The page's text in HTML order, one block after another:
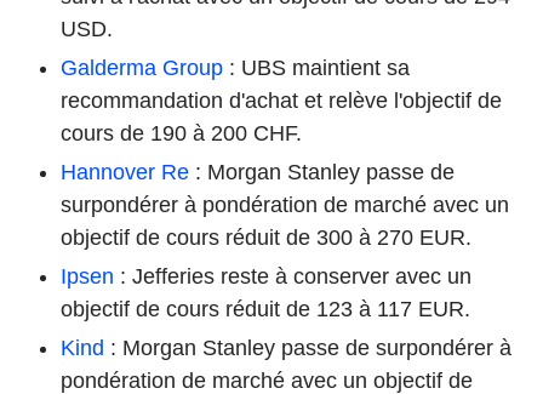
USD.
Galderma Group : UBS maintient sa
recommandation d'achat et relève l'objectif de
cours de 190 à 200 CHF.
Hannover Re : Morgan Stanley passe de
surpondérer à pondération de marché avec un
objectif de cours réduit de 300 à 270 EUR.
Ipsen : Jefferies reste à conserver avec un
objectif de cours réduit de 123 à 117 EUR.
Kind : Morgan Stanley passe de surpondérer à
pondération de marché avec un objectif de